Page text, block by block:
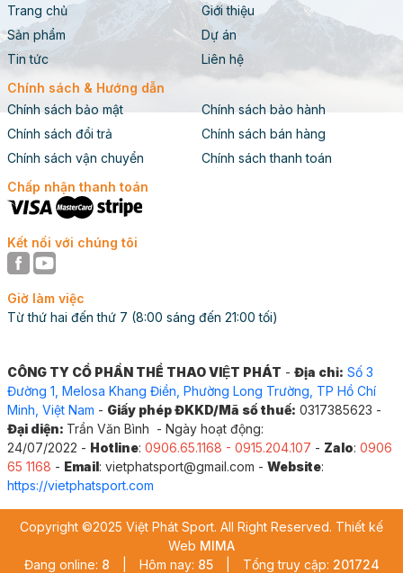
Trang chủ
Giới thiệu
Sản phẩm
Dự án
Tin tức
Liên hệ
Chính sách & Hướng dẫn
Chính sách bảo mật
Chính sách bảo hành
Chính sách đổi trả
Chính sách bán hàng
Chính sách vận chuyển
Chính sách thanh toán
Chấp nhận thanh toán
Kết nối với chúng tôi
Giờ làm việc
Từ thứ hai đến thứ 7 (8:00 sáng đến 21:00 tối)
CÔNG TY CỔ PHẦN THỂ THAO VIỆT PHÁT - Địa chỉ: Số 3
Đường 1, Melosa Khang Điền, Phường Long Trường, TP Hồ Chí
Minh, Việt Nam - Giấy phép ĐKKD/Mã số thuế: 0317385623 -
Đại diện: Trần Văn Bình - Ngày hoạt động:
24/07/2022 - Hotline: 0906.65.1168 - 0915.204.107 - Zalo: 0906
65 1168 - Email: vietphatsport@gmail.com - Website:
https://vietphatsport.com
Copyright ©2025 Việt Phát Sport. All Right Reserved. Thiết kế
Web MIMA
Đang online: 8 Hôm nay: 85 Tổng truy cập: 201724